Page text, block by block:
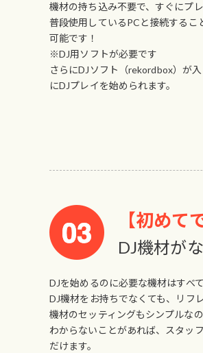
機材の持ち込み不要で、すぐにプレ
普段使用しているPCと接続するこ
可能です！
※DJ用ソフトが必要です
さらにDJソフト（rekordbox）が
にDJプレイを始められます。
【初めて
DJ機材が
DJを始めるのに必要な機材はすべ
DJ機材をお持ちでなくても、リフ
機材のセッティングもシンプルな
わからないことがあれば、スタッ
だけます。